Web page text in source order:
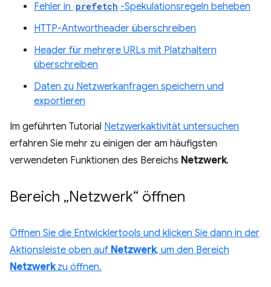
Fehler in prefetch -Spekulationsregeln beheben
HTTP-Antwortheader überschreiben
Header für mehrere URLs mit Platzhaltern
überschreiben
Daten zu Netzwerkanfragen speichern und
exportieren
Im geführten Tutorial Netzwerkaktivität untersuchen
erfahren Sie mehr zu einigen der am häufigsten
verwendeten Funktionen des Bereichs Netzwerk.
Bereich „Netzwerk“ öffnen
Öffnen Sie die Entwicklertools und klicken Sie dann in der
Aktionsleiste oben auf Netzwerk, um den Bereich
Netzwerkzu öffnen.